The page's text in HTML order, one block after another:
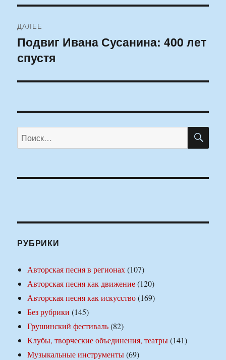
ДАЛЕЕ
Следующая
запись:
Подвиг Ивана Сусанина: 400 лет
спустя
Искать:
РУБРИКИ
Авторская песня в регионах(107)
Авторская песня как движение(120)
Авторская песня как искусство(169)
Без рубрики (145)
Грушинский фестиваль(82)
Клубы, творческие объединения, театры(141)
Музыкальные инструменты(69)